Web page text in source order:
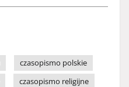
czasopismo polskie
czasopismo religijne